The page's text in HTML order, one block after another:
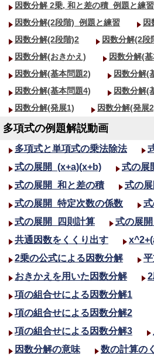
因数分解 2乗, 和と差の積_ 例題と練習
因数分解(2段階)_ 例題と練習
因
因数分解(2段階)2
因数分解(2段
因数分解(おきかえ)
因数分解(
因数分解(基本問題2)
因数分解(
因数分解(基本問題4)
因数分解(
因数分解(発展1)
因数分解(発展
多項式の例題解説動画
多項式と単項式の乗法除法
式の展開_(x+a)(x+b)
式の展
式の展開_和と差の積
式の
式の展開_特定次数の係数
式の展開_四則計算
式の展
共通因数をくくり出す
2乗の公式による因数分解
おきかえを用いた因数分解
項の組合せによる因数分解1
項の組合せによる因数分解2
項の組合せによる因数分解3
因数分解の意味
数の計算の